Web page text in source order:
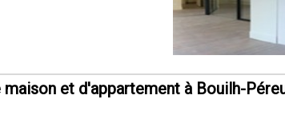
maison et d'appartement à Bouilh-